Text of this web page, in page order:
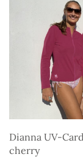
Dianna UV-
cherry